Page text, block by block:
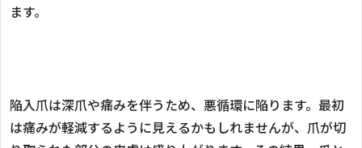
ます。
陥入爪は深爪や痛みを伴うため、悪循環に陥ります。最初
は痛みが軽減するように見えるかもしれませんが、爪が切